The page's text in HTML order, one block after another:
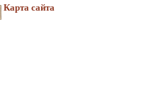
Карта сайта